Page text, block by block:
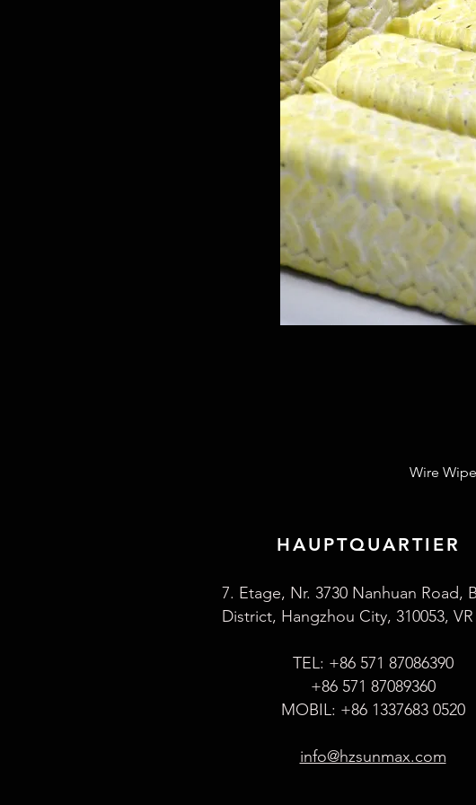
Wire
HAUPTQUARTIER
7. Etage, Nr. 3730 Nanhuan Road,
District, Hangzhou City, 310053,
TEL: +86 571 87086390
+86 571 87089360
MOBIL: +86 1337683 0520
info@hzsunmax.com